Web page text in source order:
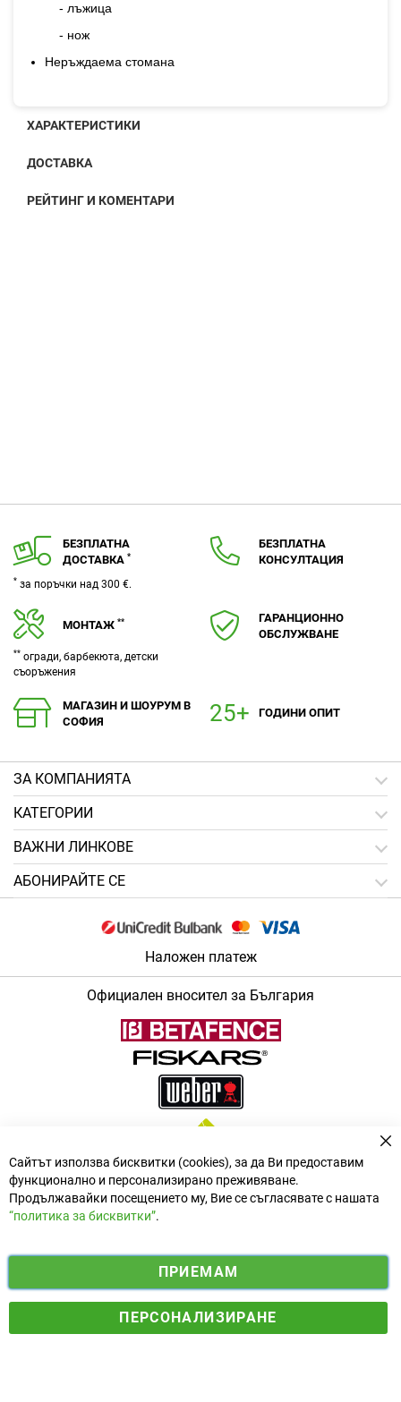
- лъжица
- нож
Неръждаема стомана
ХАРАКТЕРИСТИКИ
ДОСТАВКА
РЕЙТИНГ И КОМЕНТАРИ
БЕЗПЛАТНА
ДОСТАВКА *
* за поръчки над 300 €.
БЕЗПЛАТНА
КОНСУЛТАЦИЯ
МОНТАЖ **
** огради, барбекюта, детски
съоръжения
ГАРАНЦИОННО
ОБСЛУЖВАНЕ
МАГАЗИН И ШОУРУМ В
СОФИЯ
ГОДИНИ ОПИТ
ЗA КОМПАНИЯТА
КАТЕГОРИИ
ВАЖНИ ЛИНКОВЕ
АБОНИРАЙТЕ СЕ
Наложен платеж
Официален вносител за България
© 2025 Ogradina.bg Всички права запазени. | Обменен курс:
f
a
i
n
s
y
o
u
Електронен магазин
Сайтът използва бисквитки (cookies), за да Ви предоставим
функционално и персонализирано преживяване.
Продължавайки посещението му, Вие се съгласявате с нашата
“политика за бисквитки”.
ПРИЕМАМ
ПЕРСОНАЛИЗИРАНЕ